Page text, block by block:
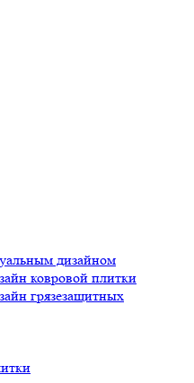
дизайном
ковровой плитки
грязезащитных